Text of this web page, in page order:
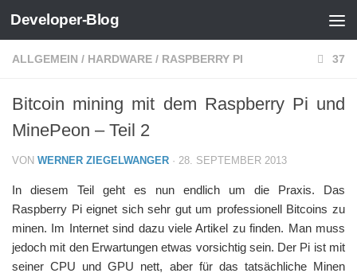
Zum Inhalt springen
Developer-Blog
ALLGEMEIN / HARDWARE / RASPBERRY PI 37
Bitcoin mining mit dem Raspberry Pi und
MinePeon – Teil 2
VON WERNER ZIEGELWANGER · 28. SEPTEMBER 2013
In diesem Teil geht es nun endlich um die Praxis. Das
Raspberry Pi eignet sich sehr gut um professionell Bitcoins zu
minen. Im Internet sind dazu viele Artikel zu finden. Man muss
jedoch mit den Erwartungen etwas vorsichtig sein. Der Pi ist mit
seiner CPU und GPU nett, aber für das tatsächliche Minen